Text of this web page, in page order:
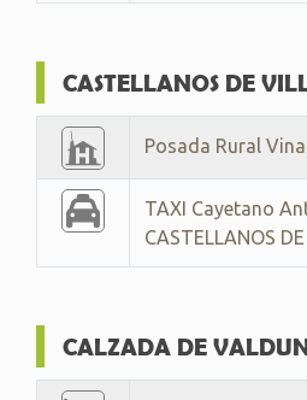
CASTELLANOS DE
Posada Rural
TAXI Cayetano
CASTELLANOS
CALZADA DE